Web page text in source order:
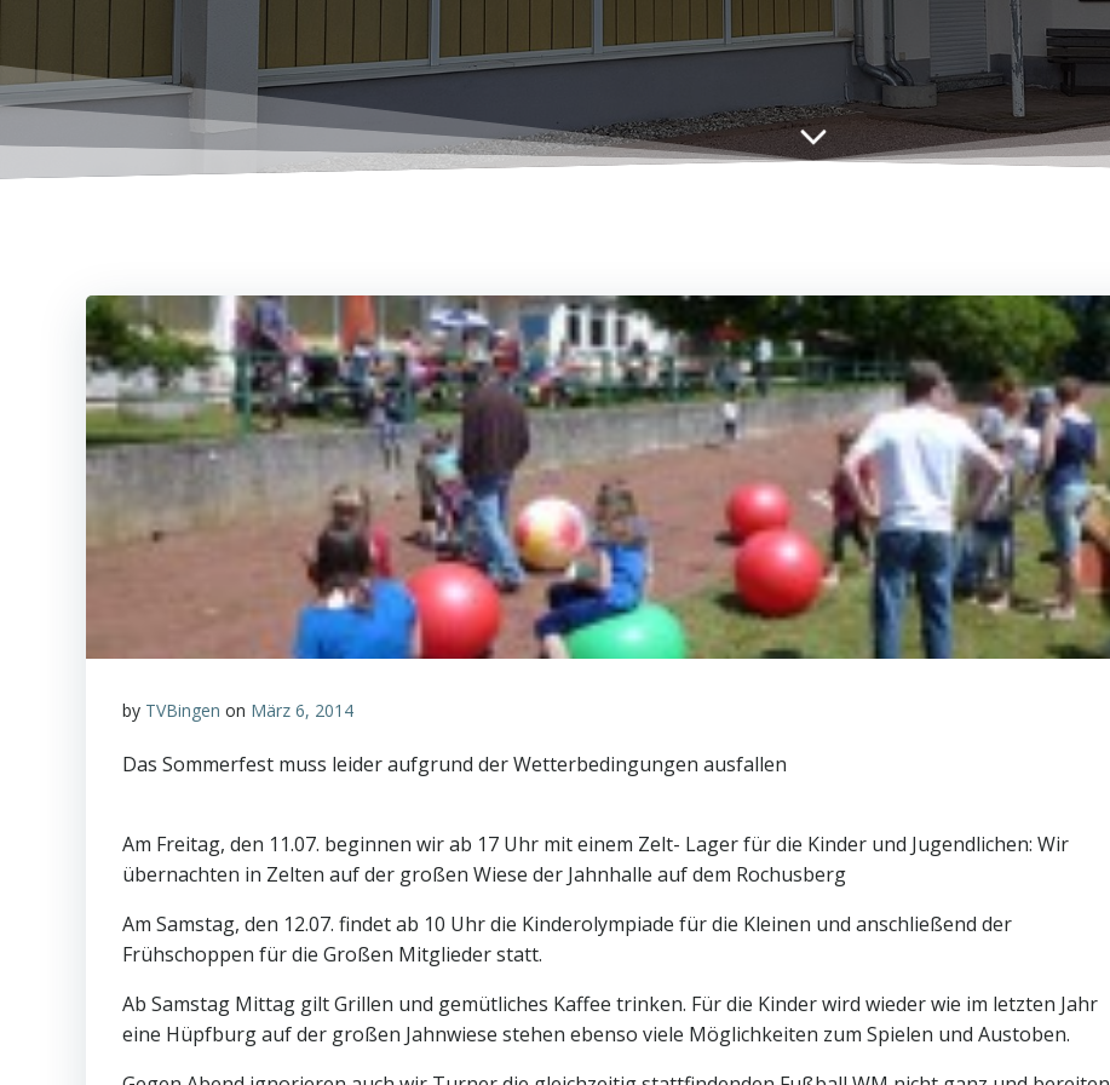
by TVBingen on März 6, 2014
Das Sommerfest muss leider aufgrund der Wetterbedingungen ausfallen
Am Freitag, den 11.07. beginnen wir ab 17 Uhr mit einem Zelt- Lager für die Kinder und Jugendlichen: Wir
übernachten in Zelten auf der großen Wiese der Jahnhalle auf dem Rochusberg
Am Samstag, den 12.07. findet ab 10 Uhr die Kinderolympiade für die Kleinen und anschließend der
Frühschoppen für die Großen Mitglieder statt.
Ab Samstag Mittag gilt Grillen und gemütliches Kaffee trinken. Für die Kinder wird wieder wie im letzten Jahr
eine Hüpfburg auf der großen Jahnwiese stehen ebenso viele Möglichkeiten zum Spielen und Austoben.